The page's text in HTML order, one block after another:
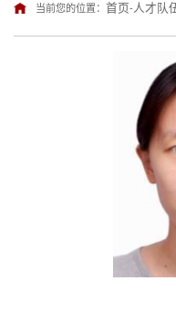
当前您的位置： 首页-人才队